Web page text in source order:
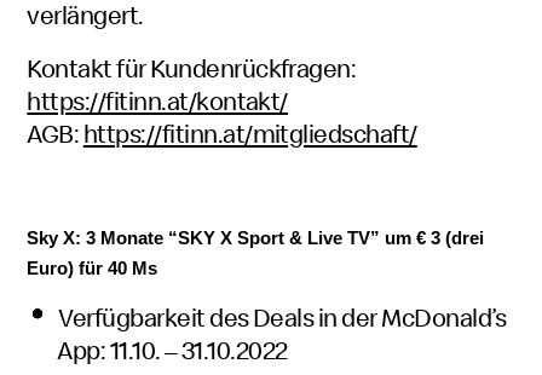
verlängert.
Kontakt für Kundenrückfragen:
https://fitinn.at/kontakt/
AGB:https://fitinn.at/mitgliedschaft/
Sky X: 3 Monate “SKY X Sport & Live TV” um € 3 (drei
Euro) für 40 Ms
Verfügbarkeit des Deals in der McDonald’s
App: 11.10. – 31.10.2022